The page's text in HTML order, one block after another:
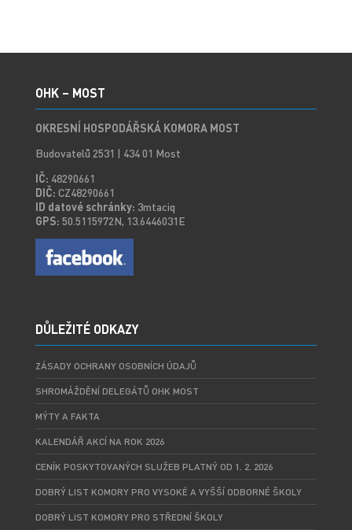
OHK – MOST
OKRESNÍ HOSPODÁŘSKÁ KOMORA MOST
Budovatelů 2531 | 434 01 Most
IČ: 48290661
DIČ: CZ48290661
ID datové schránky: 3mtaciq
GPS: 50.5115972N, 13.6446031E
DŮLEŽITÉ ODKAZY
ZÁSADY OCHRANY OSOBNÍCH ÚDAJŮ
SHROMÁŽDĚNÍ DELEGÁTŮ OHK MOST
MÝTY A FAKTA
KALENDÁŘ AKCÍ NA ROK 2026
CENÍK POSKYTOVANÝCH SLUŽEB PLATNÝ OD 1. 2. 2026
DOBRÝ LIST KOMORY PRO VYSOKÉ A VYŠŠÍ ODBORNÉ ŠKOLY
DOBRÝ LIST KOMORY PRO STŘEDNÍ ŠKOLY